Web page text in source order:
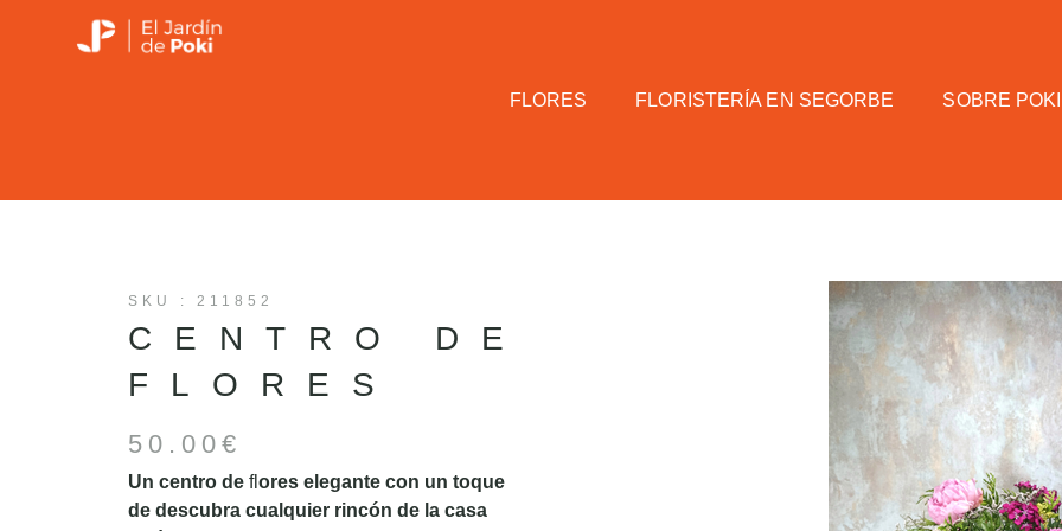
FLORES FLORISTERÍA EN SEGORBE SOBRE POKI
SKU : 211852
CENTRO DE
FLORES
50.00 €
Un centro de flores elegante con un toque
de descubra cualquier rincón de la casa